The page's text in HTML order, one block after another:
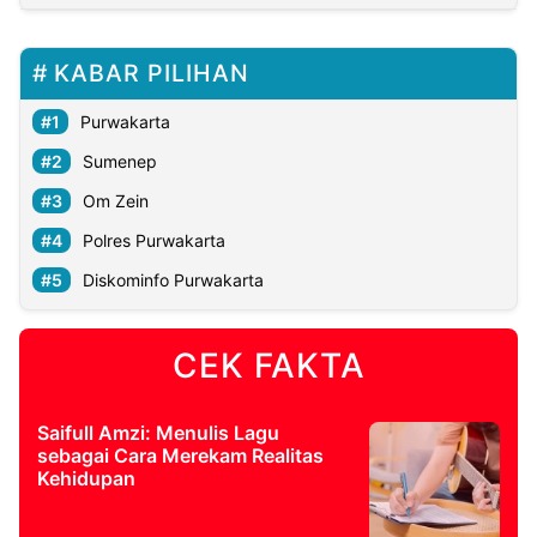
KABAR PILIHAN
Purwakarta
Sumenep
Om Zein
Polres Purwakarta
Diskominfo Purwakarta
CEK FAKTA
Saifull Amzi: Menulis Lagu
sebagai Cara Merekam Realitas
Kehidupan